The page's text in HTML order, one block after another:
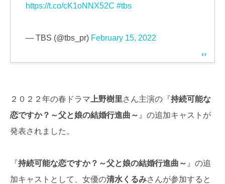
https://t.co/cK1oNNX52C #tbs
— TBS (@tbs_pr) February 15, 2022
２０２２年の春ドラマ 上野樹里さん主演の『持続可能な
恋ですか？～父と娘の結婚行進曲～ 』の追加キャストが
発表されました。
『持続可能な恋ですか？～父と娘の結婚行進曲～ 』の追
加キャストとして、女優の清水くるみさんが参加すると